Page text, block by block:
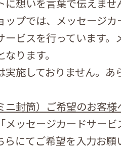
に想いを言葉で伝えませ
ップでは、メッセージ
ービスを行っています。
ります。
実施しておりません。あ
ニ封筒）ご希望のお客様
メッセージカードサー
らにてご希望を入力お願